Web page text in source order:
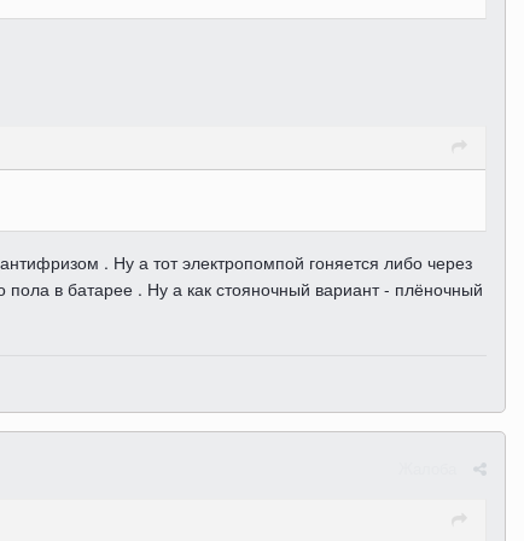
. Ну а тот электропомпой гоняется либо через
в батарее . Ну а как стояночный вариант - плёночный